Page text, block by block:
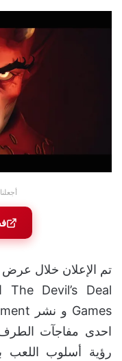
احدى مفاجآت الطرف
رؤية أسلوب اللعب